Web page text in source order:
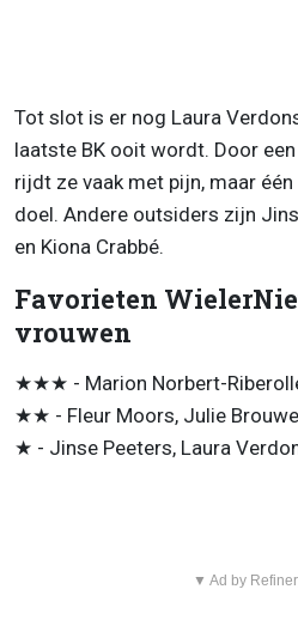
Tot slot is er nog Laura
laatste BK ooit wordt. Door
rijdt ze vaak met pijn, maar
doel. Andere outsiders zijn
en Kiona Crabbé.
Favorieten
vrouwen
★★★ - Marion Norbert-
★★ - Fleur Moors, Julie
★ - Jinse Peeters, Laura
▼ Ad by